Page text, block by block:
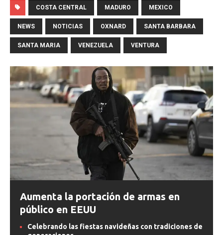
COSTA CENTRAL MADURO MEXICO
NEWS NOTICIAS OXNARD SANTA BARBARA
SANTA MARIA VENEZUELA VENTURA
Aumenta la portación de armas en
público en EEUU
Celebrando las fiestas navideñas con tradiciones de